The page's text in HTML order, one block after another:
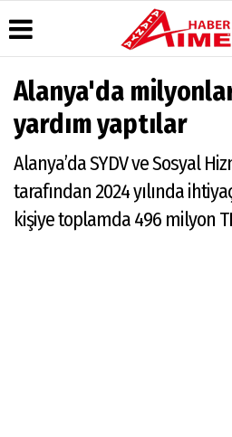
Üye Paneli
Haber
Arşivi
Dergi
Arşivi
Günün
Haberleri
Hava
Durumu
Manşetleri
Anketler
Biyografiler
Alanya'da
yardım yaptılar
Alanya’da SYDV ve Sosyal
tarafından 2024 yılında
kişiye toplamda 496 milyon